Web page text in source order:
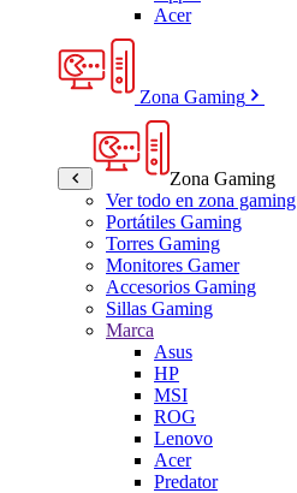
Acer
Zona Gaming
Zona Gaming
Ver todo en zona gaming
Portátiles Gaming
Torres Gaming
Monitores Gamer
Accesorios Gaming
Sillas Gaming
Marca
Asus
HP
MSI
ROG
Lenovo
Acer
Predator